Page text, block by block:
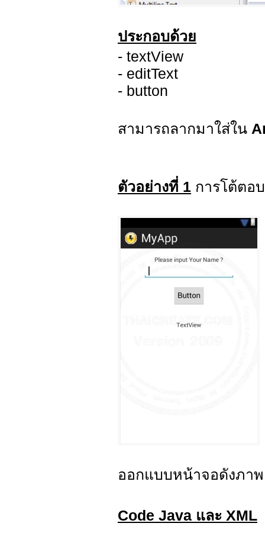
ประกอบด้วย
- textView
- editText
- button
สามารถลากมาใส่ใน
ตัวอย่างที่ 1 การโต้ตอ
ออกแบบหน้าจอดังภาพ
Code Java และ XML